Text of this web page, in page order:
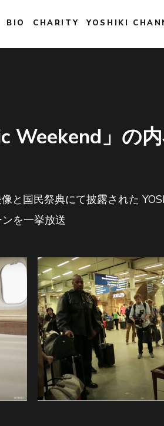
BIO CHARITY YOSHIKI
Weekend」の
と国民祭典にて披露された
を一挙放送